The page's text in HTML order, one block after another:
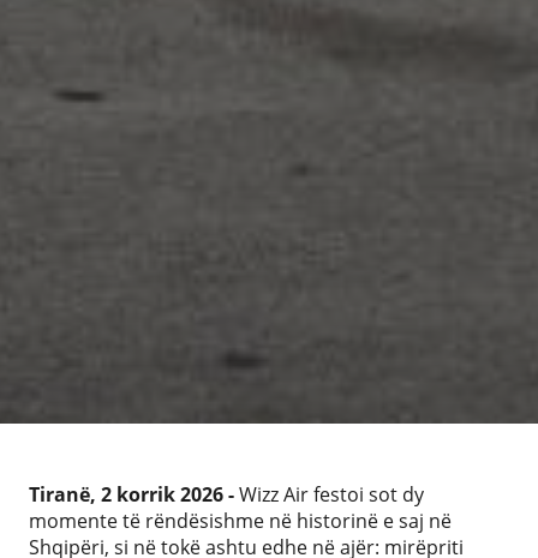
Tiranë, 2 korrik 2026 -Wizz Air festoi sot dy
momente të rëndësishme në historinë e saj në
Shqipëri, si në tokë ashtu edhe në ajër: mirëpriti